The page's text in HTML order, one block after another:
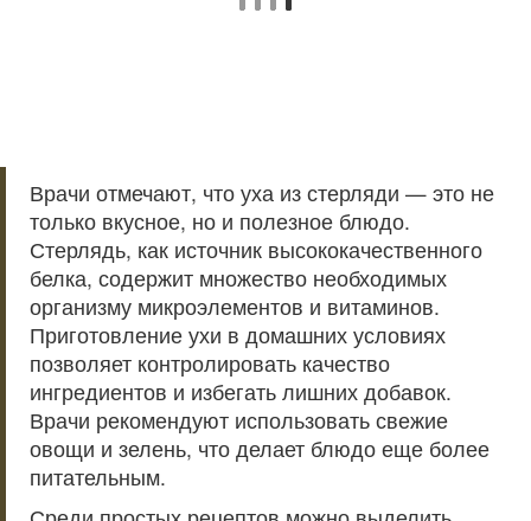
Врачи отмечают, что уха из стерляди — это не
только вкусное, но и полезное блюдо.
Стерлядь, как источник высококачественного
белка, содержит множество необходимых
организму микроэлементов и витаминов.
Приготовление ухи в домашних условиях
позволяет контролировать качество
ингредиентов и избегать лишних добавок.
Врачи рекомендуют использовать свежие
овощи и зелень, что делает блюдо еще более
питательным.